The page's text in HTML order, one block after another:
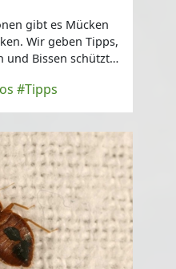
gibt es Mücken
Wir geben Tipps,
und Bissen schützt
#Tipps